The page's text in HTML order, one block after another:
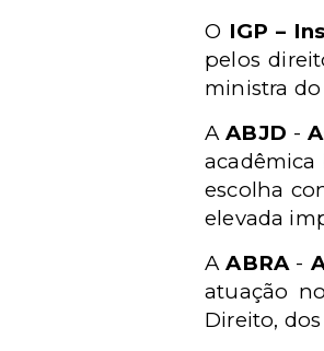
O IGP –
pelos
ministra do
AABJD -
escolha
elevada
AABRA-
atuação
Direito,